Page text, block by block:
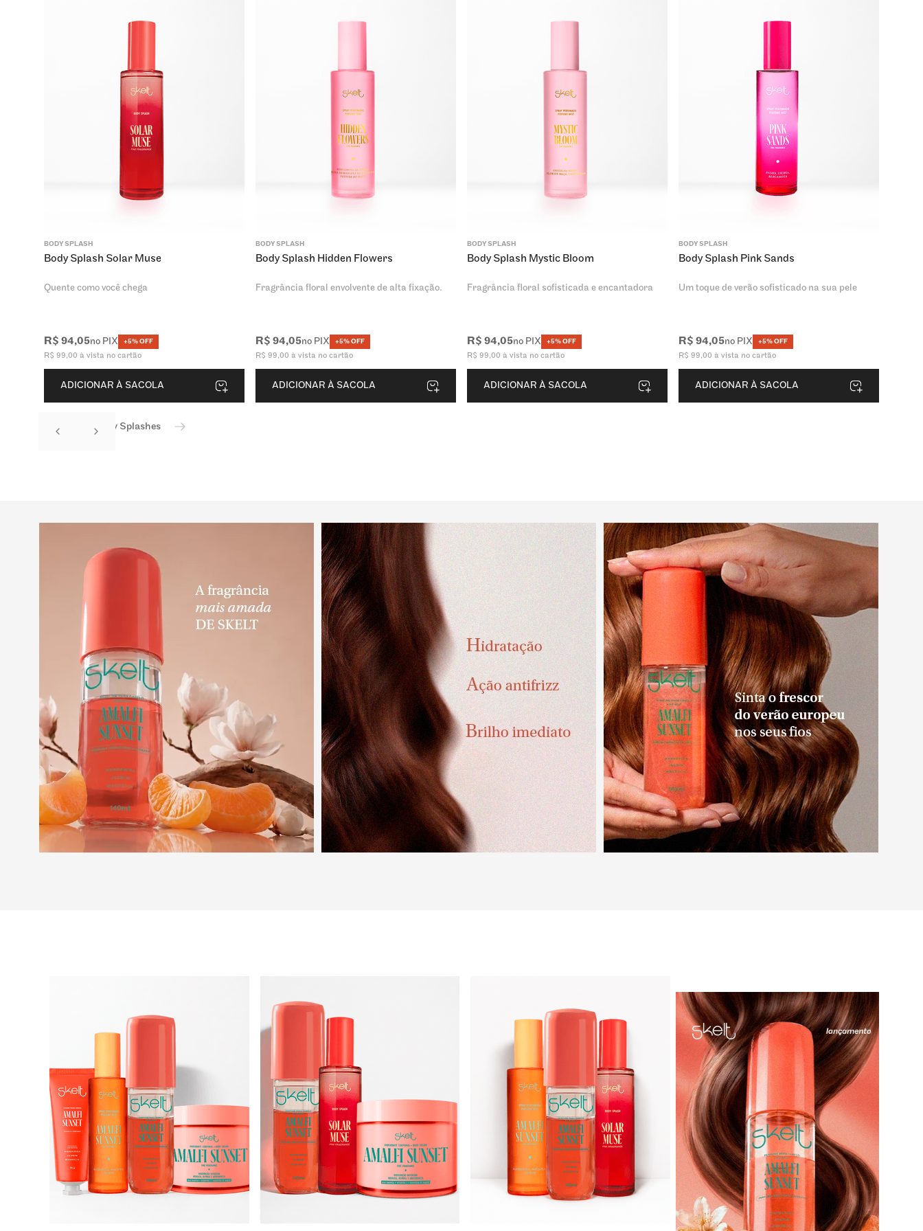
BODY SPLASH
Body Splash Solar Muse
Quente como você chega
R$ 94,05no PIX +5% OFF
R$ 99,00 à vista no cartão
ADICIONAR À SACOLA
BODY SPLASH
Body Splash Hidden Flowers
Fragrância floral envolvente de alta fixação.
R$ 94,05no PIX +5% OFF
R$ 99,00 à vista no cartão
ADICIONAR À SACOLA
BODY SPLASH
Body Splash Mystic Bloom
Fragrância floral sofisticada e encantadora
R$ 94,05no PIX +5% OFF
R$ 99,00 à vista no cartão
ADICIONAR À SACOLA
BODY SPLASH
Body Splash Pink Sands
Um toque de verão sofisticado na sua pele
R$ 94,05no PIX +5% OFF
R$ 99,00 à vista no cartão
ADICIONAR À SACOLA
Ver todos os Body Splashes